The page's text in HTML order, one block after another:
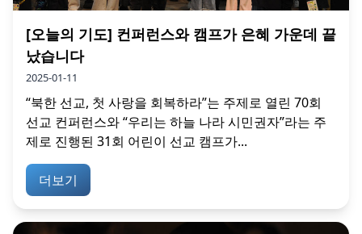
[오늘의 기도] 컨퍼런스와 캠프가 은혜 가운데 끝
났습니다
2025-01-11
“북한 선교, 첫 사랑을 회복하라”는 주제로 열린 70회
선교 컨퍼런스와 “우리는 하늘 나라 시민권자”라는 주
제로 진행된 31회 어린이 선교 캠프가...
더보기